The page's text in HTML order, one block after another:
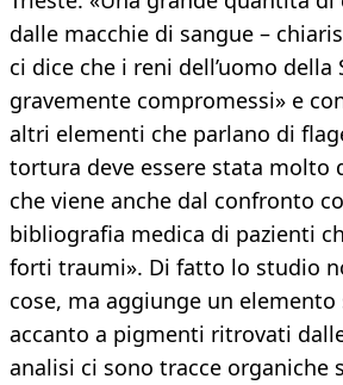
dalle macchie di sangue –
ci dice che i reni dell’uomo della
gravemente compromessi» e
altri elementi che parlano di
tortura deve essere stata molto
che viene anche dal confronto
bibliografia medica di pazienti
forti traumi». Di fatto lo studio
cose, ma aggiunge un
accanto a pigmenti ritrovati
analisi ci sono tracce organiche